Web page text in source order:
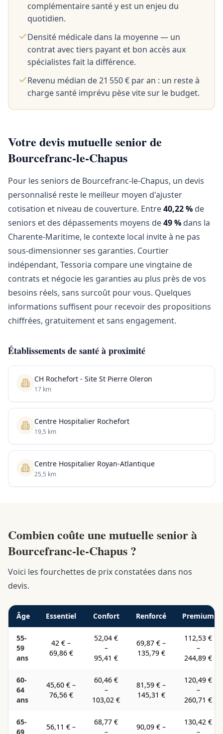
complémentaire santé y est un enjeu du
quotidien.
Densité médicale dans la moyenne — un
contrat avec tiers payant et bon accès aux
spécialistes fait la différence.
Revenu médian de 21 550 € par an : un reste à
charge santé imprévu pèse vite sur le budget.
Votre devis mutuelle senior de
Bourcefranc-le-Chapus
Pour les seniors de Bourcefranc-le-Chapus, un devis
personnalisé reste le meilleur moyen d'ajuster
cotisation et niveau de couverture. Entre40,22 % de
seniors et des dépassements moyens de49 % dans la
Charente-Maritime, le contexte local invite à ne pas
sous-dimensionner ses garanties. Courtier
indépendant, Tessoria compare une vingtaine de
contrats et négocie les garanties au plus près de vos
besoins réels, sans surcoût pour vous. Quelques
informations suffisent pour recevoir des propositions
chiffrées, gratuitement et sans engagement.
Établissements de santé à proximité
CH Rochefort - Site St Pierre Oleron
17 km
Centre Hospitalier Rochefort
19,5 km
Centre Hospitalier Royan-Atlantique
25,5 km
Combien coûte une mutuelle senior à
Bourcefranc-le-Chapus ?
Voici les fourchettes de prix constatées dans nos
devis.
Âge Essentiel Confort Renforcé Premium
55-
59
ans
42 € –
69,86 €
52,04 €
–
95,41 €
69,87 € –
135,79 €
112,53 €
–
244,89 €
60-
64
ans
45,60 € –
76,56 €
60,46 €
–
103,02 €
81,59 € –
145,31 €
120,49 €
–
260,71 €
65-
69
56,11 € –
68,77 €
–
90,09 € –
130,42 €
–